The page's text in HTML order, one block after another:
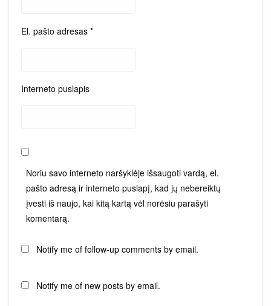
El. pašto adresas *
Interneto puslapis
Noriu savo interneto naršyklėje išsaugoti vardą, el.
pašto adresą ir interneto puslapį, kad jų nebereiktų
įvesti iš naujo, kai kitą kartą vėl norėsiu parašyti
komentarą.
Notify me of follow-up comments by email.
Notify me of new posts by email.